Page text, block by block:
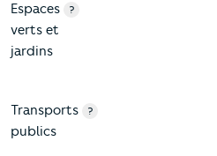
Espaces
verts et
jardins
?
Transports
publics
?